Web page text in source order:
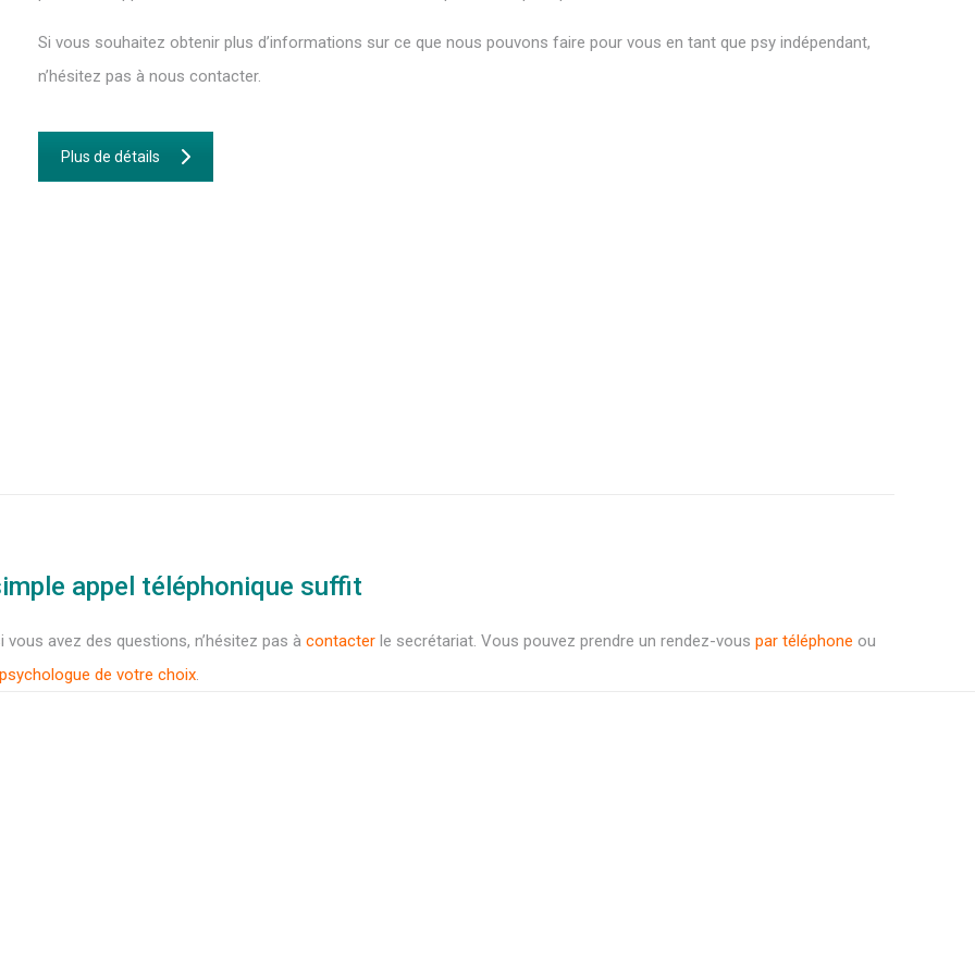
Si vous souhaitez obtenir plus d’informations sur ce que nous pouvons faire pour vous en tant que psy indépendant,
n’hésitez pas à nous contacter.
Plus de détails
appel téléphonique suffit
avez des questions, n’hésitez pas àcontacter le secrétariat. Vous pouvez prendre un rendez-vouspar téléphone ou
psychologue de votre choix.